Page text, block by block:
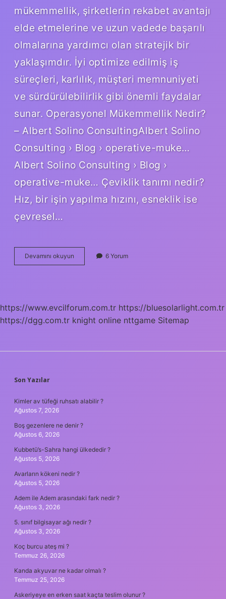
mükemmellik, şirketlerin rekabet avantajı
elde etmelerine ve uzun vadede başarılı
olmalarına yardımcı olan stratejik bir
yaklaşımdır. İyi optimize edilmiş iş
süreçleri, karlılık, müşteri memnuniyeti
ve sürdürülebilirlik gibi önemli faydalar
sunar. Operasyonel Mükemmellik Nedir?
– Albert Solino ConsultingAlbert Solino
Consulting › Blog › operative-muke…
Albert Solino Consulting › Blog ›
operative-muke… Çeviklik tanımı nedir?
Hız, bir işin yapılma hızını, esneklik ise
çevresel…
Devamını okuyun Operasyonel
Çeviklik
6 Yorum
https://www.evcilforum.com.tr https://bluesolarlight.com.tr
https://dgg.com.tr knight online nttgame Sitemap
SIDEBAR
Son Yazılar
Kimler av tüfeği ruhsatı alabilir ?
Ağustos 7, 2026
Boş gezenlere ne denir ?
Ağustos 6, 2026
Kubbetü’s-Sahra hangi ülkededir ?
Ağustos 5, 2026
Avarların kökeni nedir ?
Ağustos 5, 2026
Adem ile Adem arasındaki fark nedir ?
Ağustos 3, 2026
5. sınıf bilgisayar ağı nedir ?
Ağustos 3, 2026
Koç burcu ateş mi ?
Temmuz 26, 2026
Kanda akyuvar ne kadar olmalı ?
Temmuz 25, 2026
Askeriyeye en erken saat kaçta teslim olunur ?